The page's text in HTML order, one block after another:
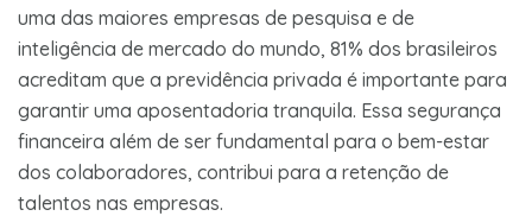
uma das maiores empresas de pesquisa e de
inteligência de mercado do mundo, 81% dos brasileiros
acreditam que a previdência privada é importante para
garantir uma aposentadoria tranquila. Essa segurança
financeira além de ser fundamental para o bem-estar
dos colaboradores, contribui para a retenção de
talentos nas empresas.